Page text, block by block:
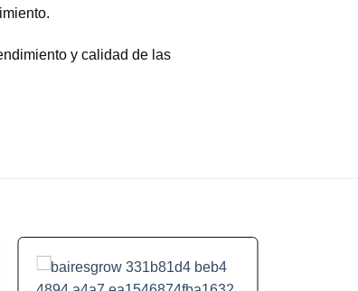
y calidad de las
Add to